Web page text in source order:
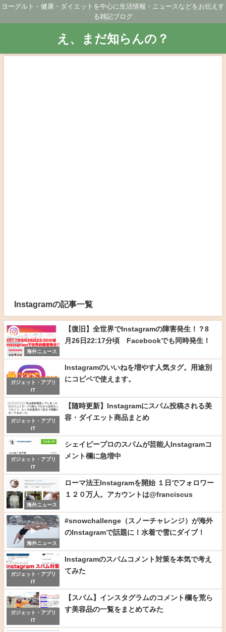
ヨーグルト・健康・ダイエットを中心に生活情報・ニュースなどをお伝えす
る雑記ブログ
え、まだ知らんの？
Instagramの記事一覧
海外ニュース
【復旧】全世界でInstagramの障害発生！？8
月26日22:17分頃 Facebookでも同時発生！
ガジェット・アプリ
IT
Instagramのいいねを増やす人気タグ。用途別
にコピペで使えます。
ガジェット・アプリ
IT
【随時更新】Instagramにスパム投稿される美
容・ダイエット商品まとめ
ガジェット・アプリ
IT
シェイピープロのスパムが芸能人Instagramコ
メント欄に急増中
海外ニュース
ローマ法王Instagramを開始 １日でフォロワー
１２０万人。アカウントは@franciscus
海外ニュース
#snowchallenge（スノーチャレンジ）が海外
のInstagramで話題に！水着で雪にダイブ！
ガジェット・アプリ
IT
Instagramのスパムコメント対策を本気で考え
てみた
ガジェット・アプリ
IT
【スパム】インスタグラムのコメント欄を荒ら
す美容品の一覧をまとめてみた